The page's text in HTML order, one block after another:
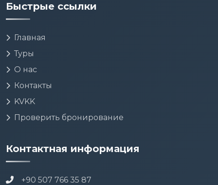
Быстрые ссылки
Главная
Туры
О нас
Контакты
KVKK
Проверить бронирование
Контактная информация
+90 507 766 35 87